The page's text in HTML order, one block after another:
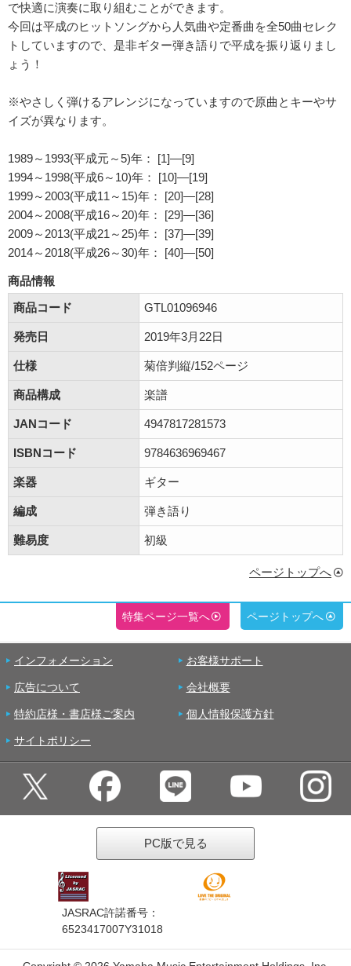
で快適に演奏に取り組むことができます。
今回は平成のヒットソングから人気曲や定番曲を全50曲セレク
トしていますので、是非ギター弾き語りで平成を振り返りまし
ょう！
※やさしく弾けるアレンジになっていますので原曲とキーやサ
イズが異なります。
1989～1993(平成元～5)年： [1]―[9]
1994～1998(平成6～10)年： [10]―[19]
1999～2003(平成11～15)年： [20]―[28]
2004～2008(平成16～20)年： [29]―[36]
2009～2013(平成21～25)年： [37]―[39]
2014～2018(平成26～30)年： [40]―[50]
商品情報
商品コード
GTL01096946
発売日 2019年3月22日
仕様 菊倍判縦/152ページ
商品構成 楽譜
JANコード 4947817281573
ISBNコード 9784636969467
楽器 ギター
編成 弾き語り
難易度 初級
ページトップへ
特集ページ一覧へ ページトップへ
インフォメーション お客様サポート
広告について 会社概要
特約店様・書店様ご案内 個人情報保護方針
サイトポリシー
PC版で見る
JASRAC許諾番号：
6523417007Y31018